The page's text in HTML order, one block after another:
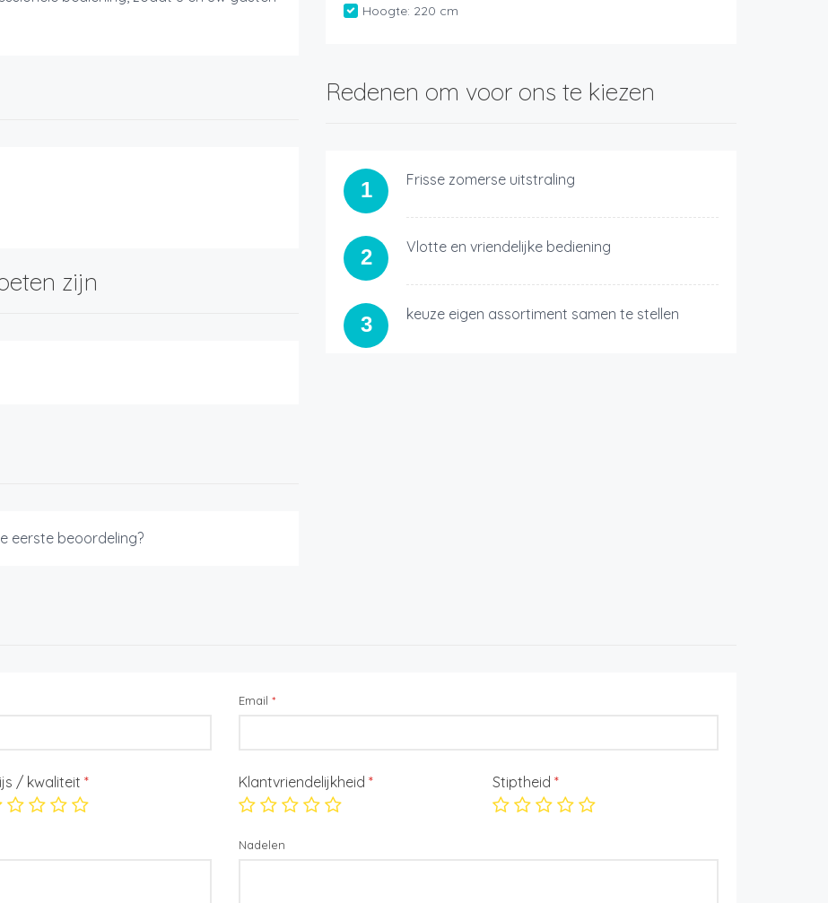
zijn
eerste beoordeling?
Hoogte: 220 cm
Redenen om voor ons te kiezen
1 Frisse zomerse uitstraling
2 Vlotte en vriendelijke bediening
3 keuze eigen assortiment samen te stellen
Email *
/ kwaliteit * Klantvriendelijkheid * Stiptheid *
Nadelen